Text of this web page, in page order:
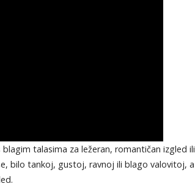
talasima za ležeran, romantičan izgled ili
bilo tankoj, gustoj, ravnoj ili blago valovitoj, a